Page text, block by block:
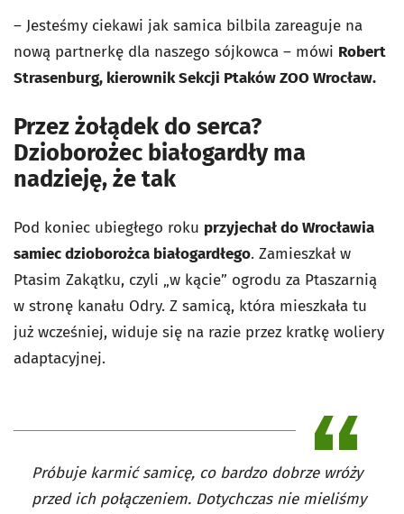
– Jesteśmy ciekawi jak samica bilbila zareaguje na
nową partnerkę dla naszego sójkowca – mówi Robert
Strasenburg, kierownik Sekcji Ptaków ZOO Wrocław.
Przez żołądek do serca?
Dzioborożec białogardły ma
nadzieję, że tak
Pod koniec ubiegłego roku przyjechał do Wrocławia
samiec dzioborożca białogardłego. Zamieszkał w
Ptasim Zakątku, czyli „w kącie” ogrodu za Ptaszarnią
w stronę kanału Odry. Z samicą, która mieszkała tu
już wcześniej, widuje się na razie przez kratkę woliery
adaptacyjnej.
Próbuje karmić samicę, co bardzo dobrze wróży
przed ich połączeniem. Dotychczas nie mieliśmy